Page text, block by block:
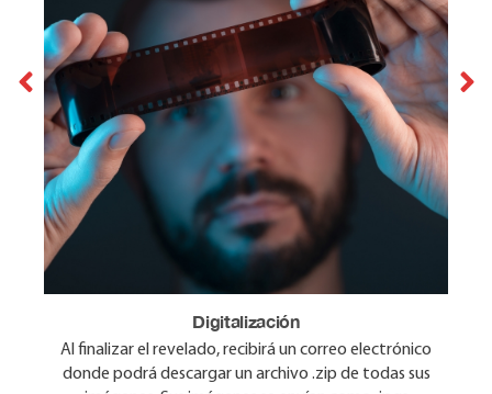
Proceso Químico Profesional
Su película se procesa y escanea utilizando un
procesador de inmersión una maquina reveladora
Digitalización
Al finalizar el revelado, recibirá un correo electrónico
donde podrá descargar un archivo .zip de todas sus